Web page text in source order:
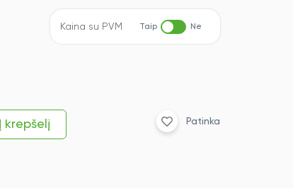
Kaina su PVM Taip Ne
Į krepšelį Patinka